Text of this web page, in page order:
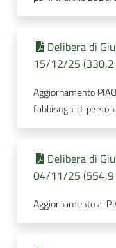
Delibera di
15/12/25
Aggiornamento
fabbisogni di
Delibera di
04/11/25
Aggiornamento al